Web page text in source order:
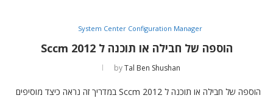
System Center Configuration Manager
הוספה של חבילה או תוכנה ל Sccm 2012
byTal Ben Shushan
הוספה של חבילה או תוכנה ל Sccm 2012 במדריך זה נראה כיצד מוסיפים